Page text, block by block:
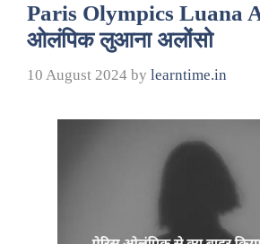
Paris Olympics Luana
ओलंपिक लुआना अलोंसो
10 August 2024 by learntime.in